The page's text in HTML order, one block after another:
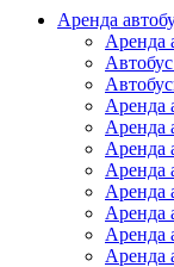
Аренда
Аренда
Аренда
Аренда
Аренда
Аренда
Аренда
Аренда
Аренда
Аренда